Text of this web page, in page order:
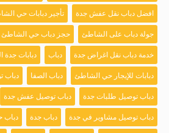
افضل دباب نقل عفش جدة تأجير دبابات حي
جولة دباب على الشاطئ حجز دباب حي الشاطئ
خدمة دباب نقل اغراض جدة دباب دبابات
دبابات للإيجار حي الشاطئ دباب الصفا دباب
دباب توصيل طلبات جدة دباب توصيل عفش جدة
دباب توصيل مشاوير في جدة دباب جدة دباب